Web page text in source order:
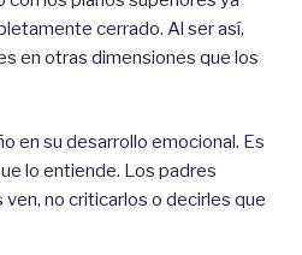
cerrado. Al ser así,
en otras dimensiones que los
en su desarrollo emocional. Es
lo entiende. Los padres
no criticarlos o decirles que